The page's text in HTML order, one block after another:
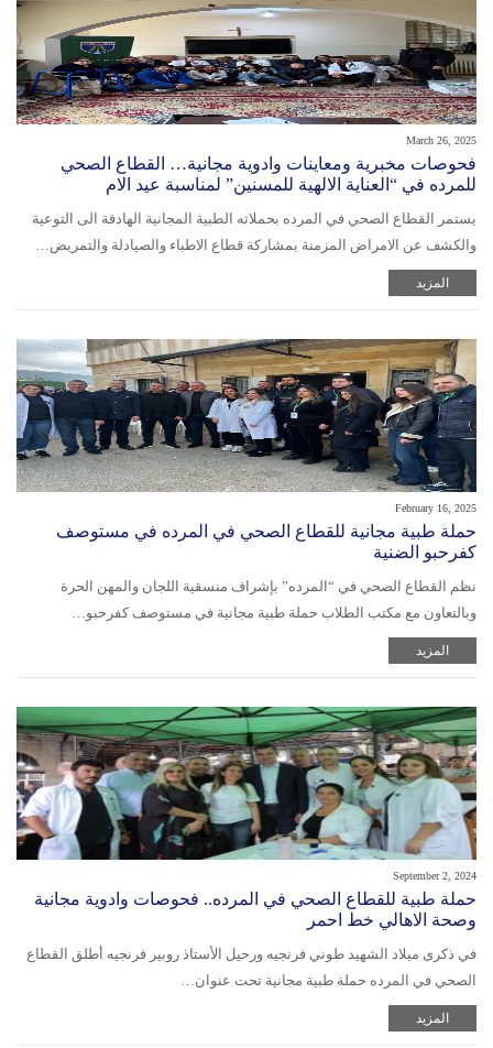
March 26, 2025
فحوصات مخبرية ومعاينات وادوية مجانية… القطاع الصحي
للمرده في “العناية الالهية للمسنين” لمناسبة عيد الام
يستمر القطاع الصحي في المرده بحملاته الطبية المجانية الهادفة الى التوعية
والكشف عن الامراض المزمنة بمشاركة قطاع الاطباء والصيادلة والتمريض…
المزيد
February 16, 2025
حملة طبية مجانية للقطاع الصحي في المرده في مستوصف
كفرحبو الضنية
نظم القطاع الصحي في “المرده” بإشراف منسقية اللجان والمهن الحرة
وبالتعاون مع مكتب الطلاب حملة طبية مجانية في مستوصف كفرحبو…
المزيد
September 2, 2024
حملة طبية للقطاع الصحي في المرده.. فحوصات وادوية مجانية
وصحة الاهالي خط احمر
في ذكرى ميلاد الشهيد طوني فرنجيه ورحيل الأستاذ روبير فرنجيه أطلق القطاع
الصحي في المرده حملة طبية مجانية تحت عنوان…
المزيد